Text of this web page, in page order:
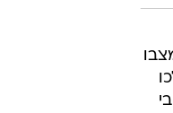
מצבו